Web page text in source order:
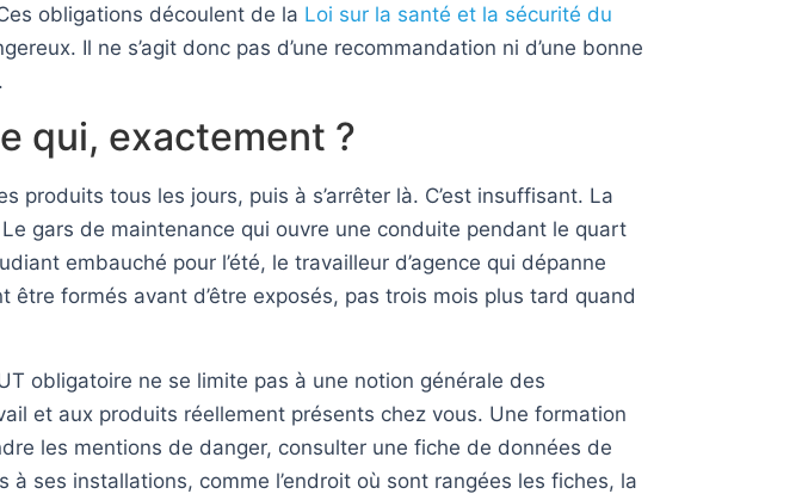
obligations découlent de la Loi sur la santé et la sécurité du
Il ne s’agit donc pas d’une recommandation ni d’une bonne
qui, exactement ?
tous les jours, puis à s’arrêter là. C’est insuffisant. La
gars de maintenance qui ouvre une conduite pendant le quart
embauché pour l’été, le travailleur d’agence qui dépanne
formés avant d’être exposés, pas trois mois plus tard quand
obligatoire ne se limite pas à une notion générale des
et aux produits réellement présents chez vous. Une formation
les mentions de danger, consulter une fiche de données de
ses installations, comme l’endroit où sont rangées les fiches, la